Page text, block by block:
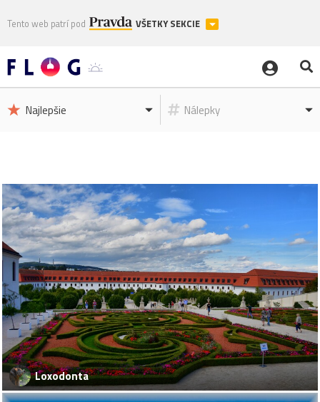
Tento web patrí pod VŠETKY SEKCIE
Najlepšie Nálepky
Loxodonta